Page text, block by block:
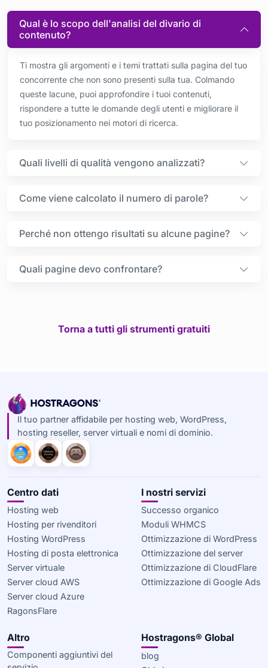
Qual è lo scopo dell'analisi del divario di
contenuto?
Ti mostra gli argomenti e i temi trattati sulla pagina del tuo
concorrente che non sono presenti sulla tua. Colmando
queste lacune, puoi approfondire i tuoi contenuti,
rispondere a tutte le domande degli utenti e migliorare il
tuo posizionamento nei motori di ricerca.
Quali livelli di qualità vengono analizzati?
Come viene calcolato il numero di parole?
Perché non ottengo risultati su alcune pagine?
Quali pagine devo confrontare?
Torna a tutti gli strumenti gratuiti
Il tuo partner affidabile per hosting web, WordPress,
hosting reseller, server virtuali e nomi di dominio.
Centro dati
Hosting web
Hosting per rivenditori
Hosting WordPress
Hosting di posta elettronica
Server virtuale
Server cloud AWS
Server cloud Azure
RagonsFlare
I nostri servizi
Successo organico
Moduli WHMCS
Ottimizzazione di WordPress
Ottimizzazione del server
Ottimizzazione di CloudFlare
Ottimizzazione di Google Ads
Altro
Componenti aggiuntivi del
Hostragons® Global
blog